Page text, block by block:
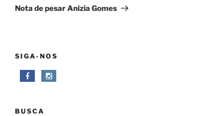
post
Nota de pesar Anizia Gomes
SIGA-NOS
BUSCA